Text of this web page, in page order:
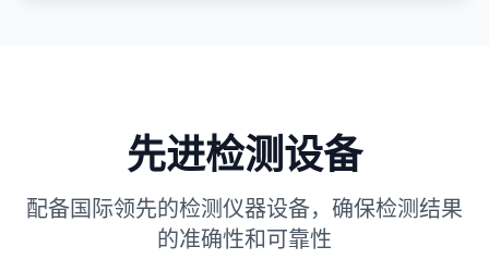
先进检测设备
配备国际领先的检测仪器设备，确保检测结果
的准确性和可靠性